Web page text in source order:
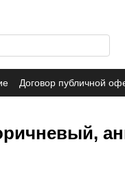
Договор публичной